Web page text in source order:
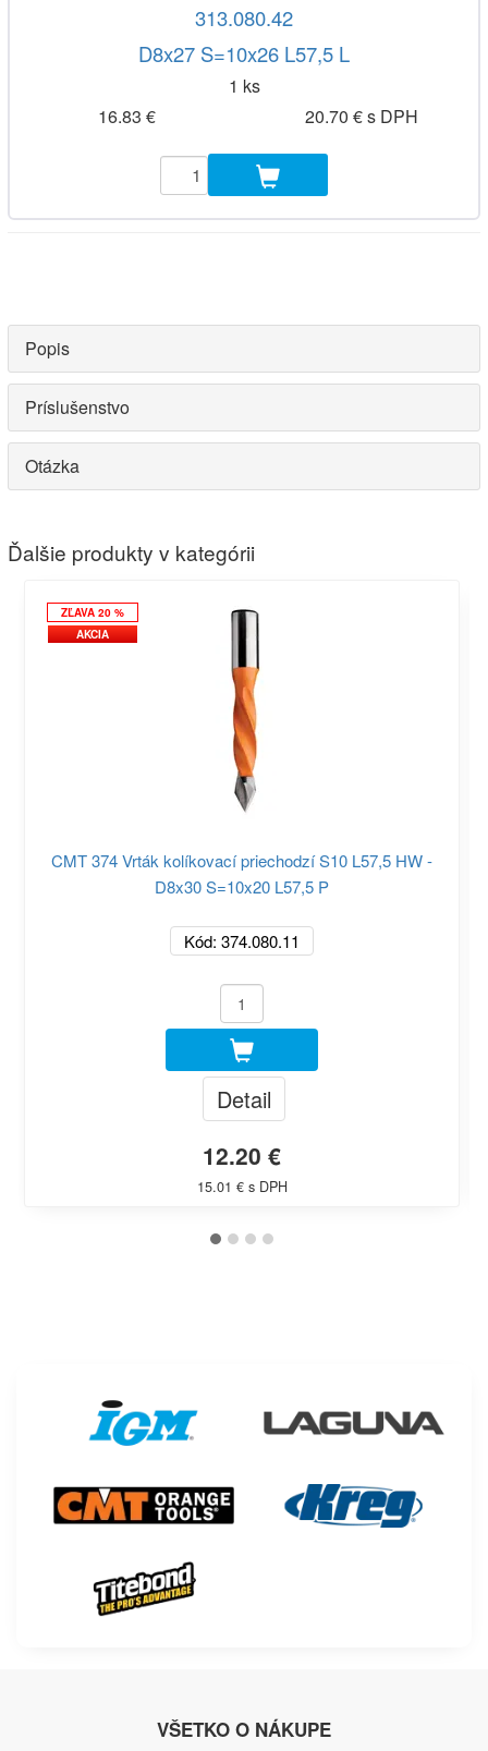
313.080.42
D8x27 S=10x26 L57,5 L
1 ks
16.83 €
20.70 € s DPH
Popis
Príslušenstvo
Otázka
Ďalšie produkty v kategórii
ZĽAVA 20 %
AKCIA
CMT 374 Vrták kolíkovací priechodzí S10 L57,5 HW -
D8x30 S=10x20 L57,5 P
Kód: 374.080.11
Detail
12.20 €
15.01 € s DPH
VŠETKO O NÁKUPE